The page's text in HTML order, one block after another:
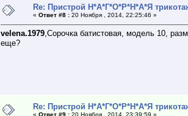
Re: Пристрой Н*А*Г*О*Р*Н*А*Я
« Ответ #8 :20 Ноября , 2014, 22:25:46 »
velena.1979,Сорочка батистовая, модель 10,
еще?
Re: Пристрой Н*А*Г*О*Р*Н*А*Я
« Ответ #9 :20 Ноября , 2014, 23:39:59 »